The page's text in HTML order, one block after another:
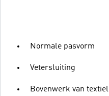
Normale pasvorm
Vetersluiting
Bovenwerk van textiel